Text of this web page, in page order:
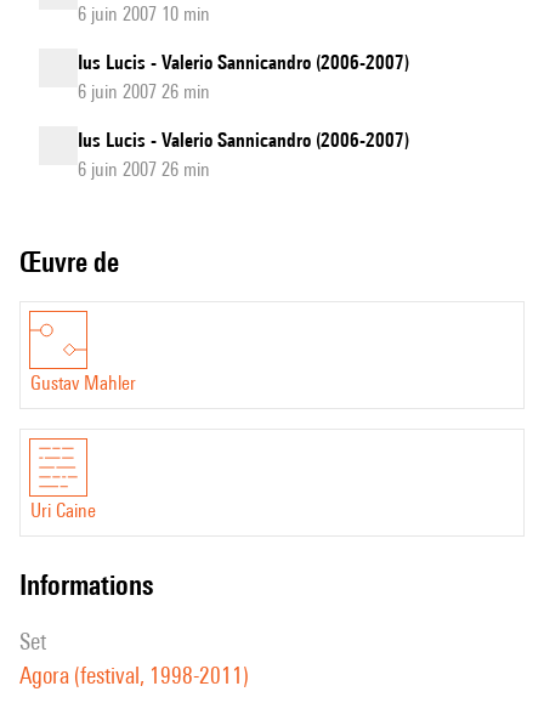
6 juin 2007 10 min
Ius Lucis - Valerio Sannicandro (2006-2007)
6 juin 2007 26 min
Ius Lucis - Valerio Sannicandro (2006-2007)
6 juin 2007 26 min
Œuvre de
Gustav Mahler
Uri Caine
informations
set
Agora (festival, 1998-2011)